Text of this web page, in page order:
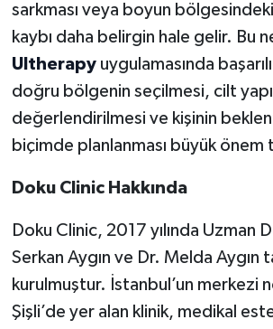
sarkması veya boyun
kaybı daha belirgin hale gelir. Bu
Ultherapyuygulamasında
doğru bölgenin seçilmesi, cilt
değerlendirilmesi ve kişinin
biçimde planlanması büyük önem
Doku Clinic Hakkında
Doku Clinic, 2017 yılında Uzman
Serkan Aygın ve Dr. Melda Aygın
kurulmuştur. İstanbul’un merkezi
Şişli’de yer alan klinik, medikal